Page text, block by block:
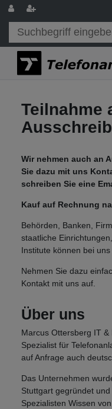
Teilnahme
Wir nehmen auch an
Sie dazu mit uns
schreiben Sie eine
Kauf auf Rechnung
Behörden, Banken,
staatliche
Institute können bei uns
Nehmen Sie dazu
Kontakt mit uns auf.
Über uns
Marcus Ottersberg IT
Spezialist für
auf Anfrage auch
Das Unternehmen
Stuttgart gegründet
Spezialisten Wissen